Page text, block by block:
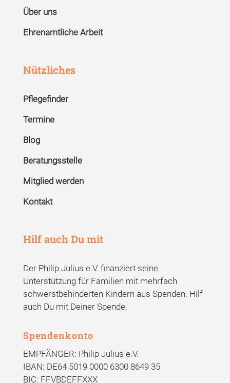
Über uns
Ehrenamtliche Arbeit
Nützliches
Pflegefinder
Termine
Blog
Beratungsstelle
Mitglied werden
Kontakt
Hilf auch Du mit
Der Philip Julius e.V. finanziert seine
Unterstützung für Familien mit mehrfach
schwerstbehinderten Kindern aus Spenden. Hilf
auch Du mit Deiner Spende.
Spendenkonto
EMPFÄNGER: Philip Julius e.V.
IBAN: DE64 5019 0000 6300 8649 35
BIC: FFVBDEFFXXX